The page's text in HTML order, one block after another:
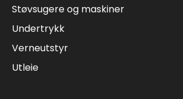
Støvsugere og maskiner
Undertrykk
Verneutstyr
Utleie